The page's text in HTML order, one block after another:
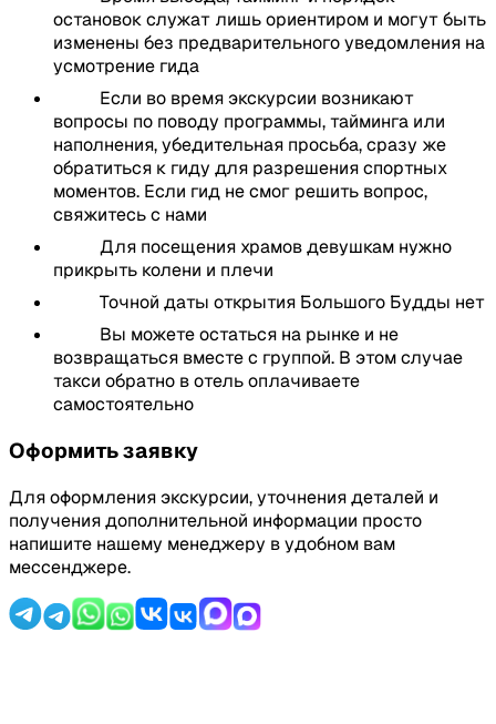
Храм Ват Чалонг
Посещение Большого Будды на горе. Если
будет монах, то можно повязать ту самую
популярную фенечку "Сайсин"
Остановка в старом городе Пхукет Таун.
Короткая самостоятельная прогулка улочками
старого города
Смотровая площадка на горе Ранг Хилл.
Наблюдение за дикими обезьянами и кормление
(по желанию и если будут)
Посещение воскресного рынка Lard Yai.
Свободное время для прогулки. При желании
можно остаться на рынке и не возвращаться
вместе с группой. В этом случае такси обратно в
отель оплачиваете самостоятельно
19:00-19:30Возвращение в отель
Включено:
Трансфер
Русский гид
Страховка
Не включено:
остановок служат лишь ориентиром и могут быть
изменены без предварительного уведомления на
усмотрение гида
Если во время экскурсии возникают
вопросы по поводу программы, тайминга или
наполнения, убедительная просьба, сразу же
обратиться к гиду для разрешения спортных
моментов. Если гид не смог решить вопрос,
свяжитесь с нами
Для посещения храмов девушкам нужно
прикрыть колени и плечи
Точной даты открытия Большого Будды нет
Вы можете остаться на рынке и не
возвращаться вместе с группой. В этом случае
такси обратно в отель оплачиваете
самостоятельно
Оформить заявку
Для оформления экскурсии, уточнения деталей и
получения дополнительной информации просто
напишите нашему менеджеру в удобном вам
мессенджере.